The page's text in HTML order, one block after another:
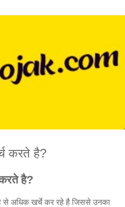
करते है?
है?
अधिक खर्चे कर रहे है जिससे उनका